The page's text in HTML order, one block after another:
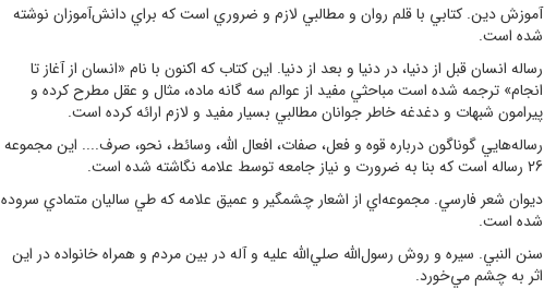
آموزش دين. کتابي با قلم روان و مطالبي لازم و ضروري است که براي دانش‌آموزان نوشته
شده است.
رساله انسان قبل از دنيا، در دنيا و بعد از دنيا. اين کتاب که اکنون با نام «انسان از آغاز تا
انجام»‌ ترجمه شده است مباحثي مفيد از عوالم سه گانه ماده، مثال و عقل مطرح کرده و
پيرامون شبهات و دغدغه خاطر جوانان مطالبي بسيار مفيد و لازم ارائه کرده است.
رساله‌هايي گوناگون درباره قوه و فعل، صفات، افعال الله، وسائط، نحو، صرف.... اين مجموعه
26 رساله است که بنا به ضرورت و نياز جامعه توسط علامه نگاشته شده است.
ديوان شعر فارسي. مجموعه‌اي از اشعار چشمگير و عميق علامه که طي ساليان متمادي سروده
شده است.
سنن النبي. سيره و روش رسول‌الله صلي‌الله عليه و آله در بين مردم و همراه خانواده در اين
اثر به چشم مي‌خورد.